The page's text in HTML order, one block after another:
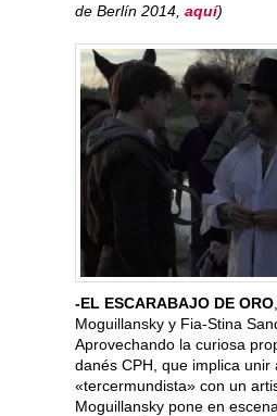
de Berlín 2014, aquí)
-EL ESCARABAJO DE ORO
Moguillansky y Fia-Stina
Aprovechando la curiosa
danés CPH, que implica unir
«tercermundista» con un
Moguillansky pone en